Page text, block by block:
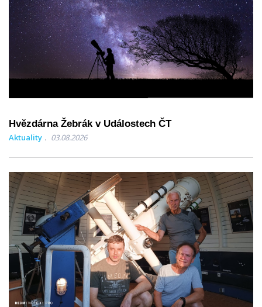
Hvězdárna Žebrák v Událostech ČT
Aktuality 03.08.2026